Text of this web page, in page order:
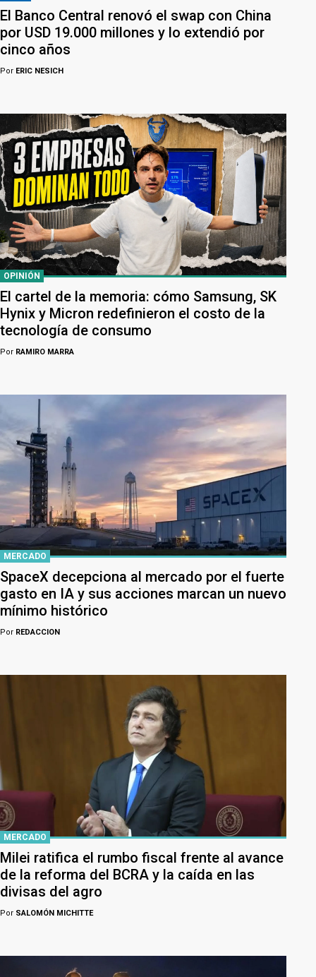
El Banco Central renovó el swap con China
por USD 19.000 millones y lo extendió por
cinco años
Por ERIC NESICH
OPINIÓN
El cartel de la memoria: cómo Samsung, SK
Hynix y Micron redefinieron el costo de la
tecnología de consumo
Por RAMIRO MARRA
MERCADO
SpaceX decepciona al mercado por el fuerte
gasto en IA y sus acciones marcan un nuevo
mínimo histórico
Por REDACCION
MERCADO
Milei ratifica el rumbo fiscal frente al avance
de la reforma del BCRA y la caída en las
divisas del agro
Por SALOMÓN MICHITTE